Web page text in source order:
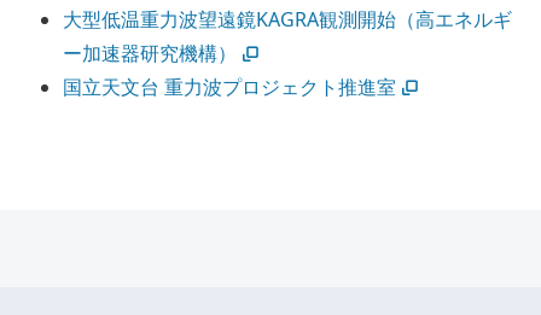
大型低温重力波望遠鏡KAGRA観測開始（高エネルギ
ー加速器研究機構）
国立天文台 重力波プロジェクト推進室